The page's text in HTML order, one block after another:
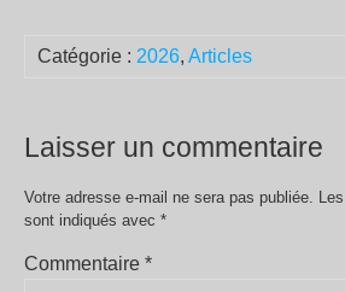
Catégorie : 2026, Articles
Laisser un commentaire
Votre adresse e-mail ne sera pas publiée.
sont indiqués avec *
Commentaire *